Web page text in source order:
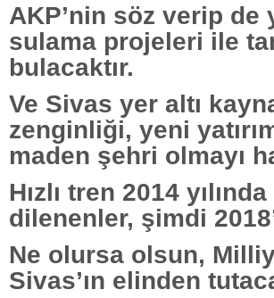
AKP’nin söz verip
sulama projeleri ile
bulacaktır.
Ve Sivas yer altı
zenginliği, yeni
maden şehri olmayı
Hızlı tren 2014
dilenenler, şimdi
Ne olursa olsun,
Sivas’ın elinden